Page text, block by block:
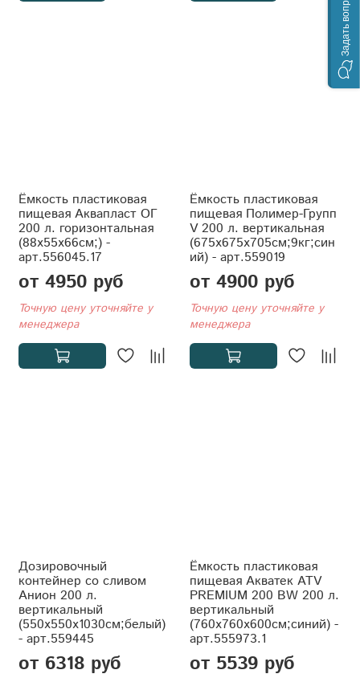
Ёмкость пластиковая
пищевая Аквапласт ОГ
200 л. горизонтальная
(88x55x66см;) -
арт.556045.17
от 4950 руб
Точную цену уточняйте у
менеджера
Ёмкость пластиковая
пищевая Полимер-Групп
V 200 л. вертикальная
(675x675x705см;9кг;син
ий) - арт.559019
от 4900 руб
Точную цену уточняйте у
менеджера
Дозировочный
контейнер со сливом
Анион 200 л.
вертикальный
(550x550x1030см;белый)
- арт.559445
от 6318 руб
Ёмкость пластиковая
пищевая Акватек ATV
PREMIUM 200 BW 200 л.
вертикальный
(760x760x600см;синий) -
арт.555973.1
от 5539 руб
Задать вопрос